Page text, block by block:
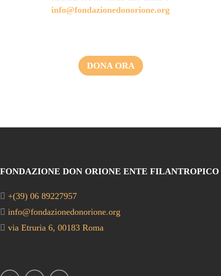
info@fondazionedonorione.org
DONA ORA
FONDAZIONE DON ORIONE ENTE FILANTROPICO
+(39) 06 89227957
info@fondazionedonorione.org
via Etruria 6, 00183 Roma